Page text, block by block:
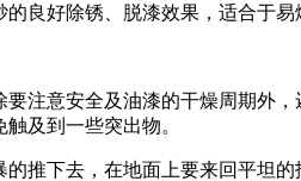
良好除锈、脱漆效果，适合于
注意安全及油漆的干燥周期外
及到一些突出物。
推下去，在地面上要来回平坦